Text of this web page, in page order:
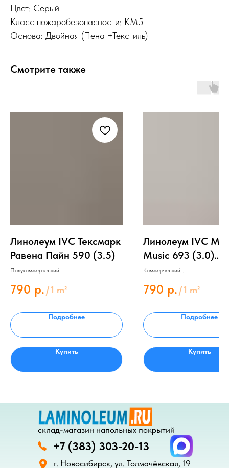
Цвет: Серый
Класс пожаробезопасности: КМ5
Основа: Двойная (Пена +Текстиль)
Смотрите также
Линолеум IVC Тексмарк
Равена Пайн 590 (3.5)
Полукоммерческий
Защитный слой 0.4 мм
790 р. /1 m²
Подробнее
Купить
Линолеум IVC
Music 693 (3.0)
коммерч. КМ2/42
Коммерческий
Защитный слой 0.6 мм
790 р. /1 m²
Подробнее
Купить
+7 (383) 303-20-13
г. Новосибирск, ул. Толмачёвская, 19
склад-магазин напольных покрытий